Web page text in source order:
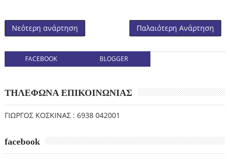
Νεότερη ανάρτηση Παλαιότερη Ανάρτηση
FACEBOOK BLOGGER
ΤΗΛΕΦΩΝΑ ΕΠΙΚΟΙΝΩΝΙΑΣ
ΓΙΩΡΓΟΣ ΚΟΣΚΙΝΑΣ : 6938 042001
facebook